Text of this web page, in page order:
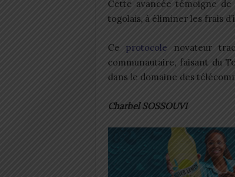
Cette avancée témoigne de
togolais, à éliminer les frais
Ce protocole novateur
communautaire, faisant du
dans le domaine des
Charbel SOSSOUVI